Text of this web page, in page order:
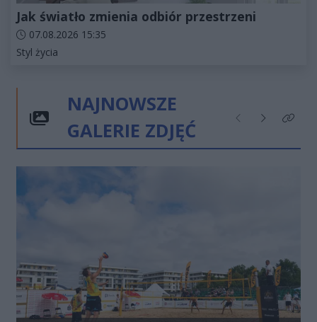
Jak światło zmienia odbiór przestrzeni
Data dodania artykułu:
07.08.2026 15:35
Kategorie artykułu:
Styl życia
NAJNOWSZE
GALERIE ZDJĘĆ
Poprzednie
NastępneKliknij